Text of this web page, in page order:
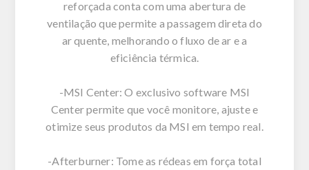
reforçada conta com uma abertura de
ventilação que permite a passagem direta do
ar quente, melhorando o fluxo de ar e a
eficiência térmica.
-MSI Center: O exclusivo software MSI
Center permite que você monitore, ajuste e
otimize seus produtos da MSI em tempo real.
-Afterburner: Tome as rédeas em força total